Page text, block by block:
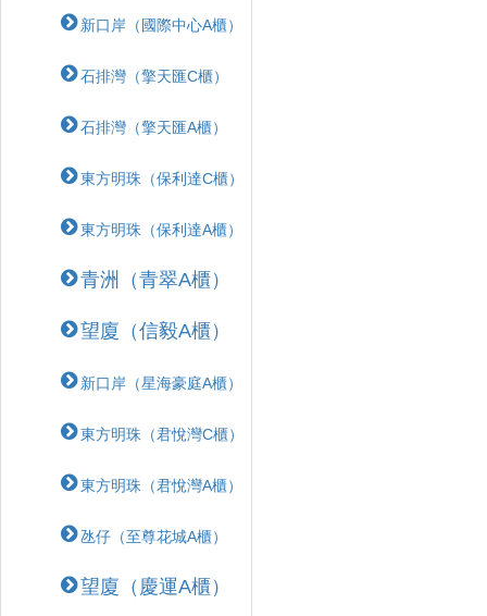
新口岸（國際中心A櫃）
石排灣（擎天匯C櫃）
石排灣（擎天匯A櫃）
東方明珠（保利達C櫃）
東方明珠（保利達A櫃）
青洲（青翠A櫃）
望廈（信毅A櫃）
新口岸（星海豪庭A櫃）
東方明珠（君悅灣C櫃）
東方明珠（君悅灣A櫃）
氹仔（至尊花城A櫃）
望廈（慶運A櫃）